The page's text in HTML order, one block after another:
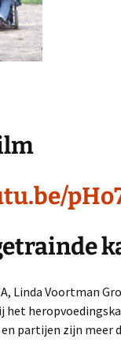
Linda Voortman
het
partijen zijn meer